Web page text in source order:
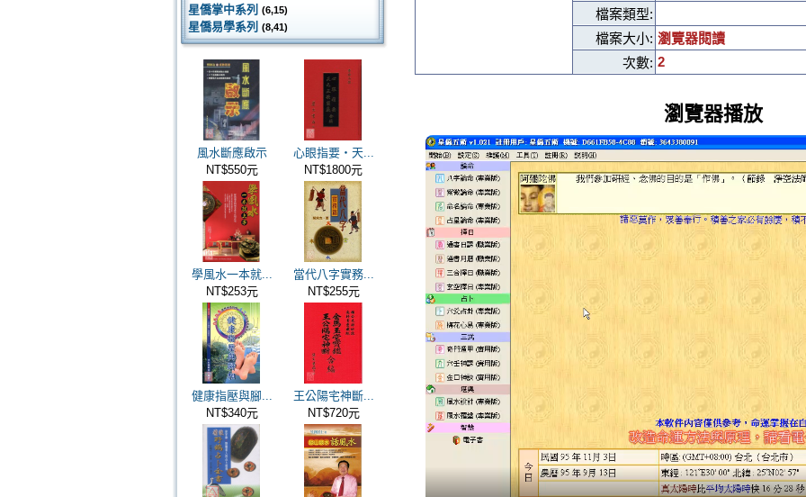
星僑掌中系列 (6,15)
星僑易學系列 (8,41)
風水斷應啟示
NT$550元
心眼指要‧天...
NT$1800元
學風水一本就...
NT$253元
當代八字實務...
NT$255元
健康指壓與腳...
NT$340元
王公陽宅神斷...
NT$720元
檔案類型:
檔案大小: 瀏覽器閱讀
次數: 2
瀏覽器播放